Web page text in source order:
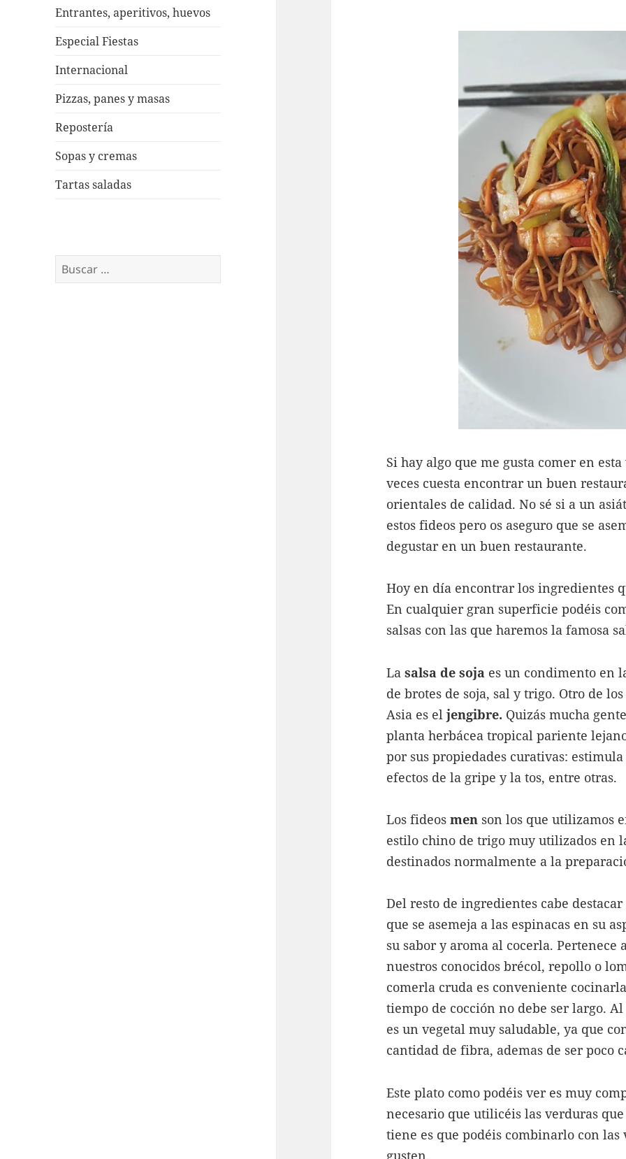
Entrantes, aperitivos, huevos
Especial Fiestas
Internacional
Pizzas, panes y masas
Repostería
Sopas y cremas
Tartas saladas
Buscar:
Si hay algo que me gusta comer en
veces cuesta encontrar un buen
orientales de calidad. No sé si a un
estos fideos pero os aseguro que se
degustar en un buen restaurante.
Hoy en día encontrar los ingredientes
En cualquier gran superficie podéis
salsas con las que haremos la famosa
Lasalsa de soja es un condimento en
de brotes de soja, sal y trigo. Otro de
Asia es eljengibre. Quizás mucha
planta herbácea tropical pariente
por sus propiedades curativas:
efectos de la gripe y la tos, entre otras.
Los fideosmen son los que utilizamos
estilo chino de trigo muy utilizados en
destinados normalmente a la
Del resto de ingredientes cabe
que se asemeja a las espinacas en su
su sabor y aroma al cocerla.
nuestros conocidos brécol, repollo o
comerla cruda es conveniente
tiempo de cocción no debe ser largo.
es un vegetal muy saludable, ya que
cantidad de fibra, ademas de ser poco
Este plato como podéis ver es muy
necesario que utilicéis las verduras
tiene es que podéis combinarlo con las
gusten.